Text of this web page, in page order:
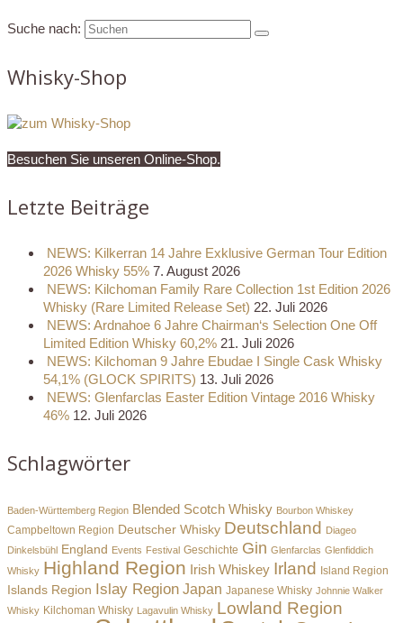
Suche nach:
Whisky-Shop
Besuchen Sie unseren Online-Shop.
Letzte Beiträge
NEWS: Kilkerran 14 Jahre Exklusive German Tour Edition
2026 Whisky 55% 7. August 2026
NEWS: Kilchoman Family Rare Collection 1st Edition 2026
Whisky (Rare Limited Release Set) 22. Juli 2026
NEWS: Ardnahoe 6 Jahre Chairman‘s Selection One Off
Limited Edition Whisky 60,2% 21. Juli 2026
NEWS: Kilchoman 9 Jahre Ebudae I Single Cask Whisky
54,1% (GLOCK SPIRITS) 13. Juli 2026
NEWS: Glenfarclas Easter Edition Vintage 2016 Whisky
46% 12. Juli 2026
Schlagwörter
Baden-Württemberg Region Blended Scotch Whisky Bourbon Whiskey
Campbeltown Region Deutscher Whisky Deutschland
Diageo
Dinkelsbühl England Events Festival Geschichte Gin Glenfarclas Glenfiddich
Whisky Highland Region Irish Whiskey Irland Island Region
Islands Region Islay Region Japan Japanese Whisky Johnnie Walker
Whisky Kilchoman Whisky Lagavulin Whisky Lowland Region